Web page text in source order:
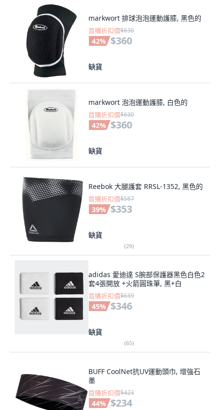
markwort 排球泡泡運動護膝, 黑色的
首購折扣價$630
42% $360
缺貨
markwort 泡泡運動護膝, 白色的
首購折扣價$630
42% $360
缺貨
Reebok 大腿護套 RRSL-1352, 黑色的
首購折扣價$587
39% $353
缺貨
(29)
adidas 愛迪達 S腕部保護器黑色白色2
套4張開放 +火箭圓珠筆, 黑+白
首購折扣價$639
45% $346
缺貨
(65)
BUFF CoolNet抗UV運動頭巾, 增強石
墨
首購折扣價$423
44% $234